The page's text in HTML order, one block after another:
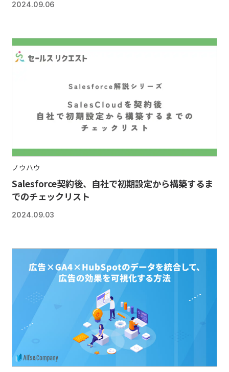
2024.09.06
ノウハウ
Salesforce契約後、自社で初期設定から構築するま
でのチェックリスト
2024.09.03